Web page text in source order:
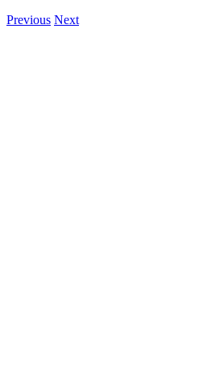
Previous Next